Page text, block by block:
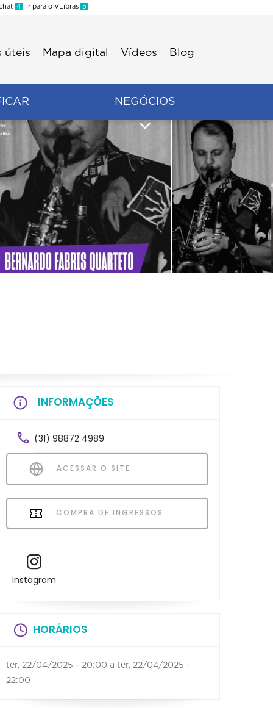
4 Ir para o VLibras 5
úteis Mapa digital Vídeos Blog
NEGÓCIOS
INFORMAÇÕES
(31) 98872 4989
ACESSAR O SITE
COMPRA DE INGRESSOS
Instagram
HORÁRIOS
ter, 22/04/2025 - 20:00 a ter, 22/04/2025 -
22:00